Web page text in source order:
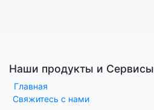
Наши продукты и Сервисы
Главная
Свяжитесь с нами